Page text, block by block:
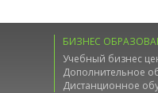
БИЗНЕС
Учебный бизнес
Дополнительное
Дистанционное